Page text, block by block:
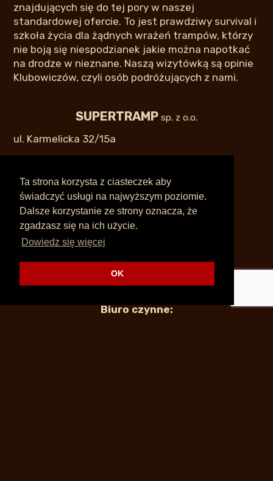
Ta strona korzysta z ciasteczek aby
świadczyć usługi na najwyższym poziomie.
Dalsze korzystanie ze strony oznacza, że
zgadzasz się na ich użycie.
Dowiedz się więcej
OK
znajdujących się do tej pory w naszej
standardowej ofercie. To jest prawdziwy survival i
szkoła życia dla żądnych wrażeń trampów, którzy
nie boją się niespodzianek jakie można napotkać
na drodze w nieznane. Naszą wizytówką są opinie
Klubowiczów, czyli osób podróżujących z nami.
SUPERTRAMP sp. z o.o.
ul. Karmelicka 32/15a
12 632 79 99
Biuro czynne: